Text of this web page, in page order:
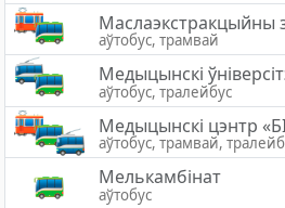
Маслаэкстракцыйны
аўтобус, трамвай
Медыцынскі
аўтобус, тралейбус
Медыцынскi цэнтр
аўтобус, трамвай,
Мелькамбінат
аўтобус